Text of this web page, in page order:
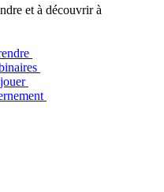
et à découvrir à